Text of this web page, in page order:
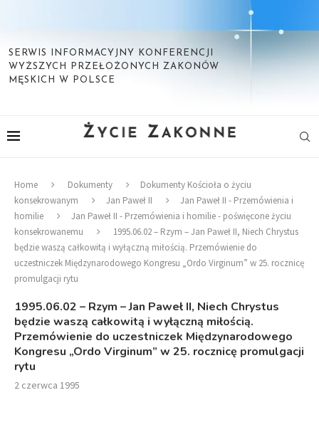
SERWIS INFORMACYJNY KONFERENCJI
WYŻSZYCH PRZEŁOŻONYCH ZAKONÓW
MĘSKICH W POLSCE
Home Dokumenty
Dokumenty Kościoła o życiu
konsekrowanym
Jan Paweł II
Jan Paweł II - Przemówienia i
homilie
Jan Paweł II - Przemówienia i homilie - poświęcone życiu
konsekrowanemu
1995.06.02 – Rzym – Jan Paweł II, Niech Chrystus
będzie waszą całkowitą i wyłączną miłością. Przemówienie do
uczestniczek Międzynarodowego Kongresu „Ordo Virginum” w 25. rocznicę
promulgacji rytu
1995.06.02 – Rzym – Jan Paweł II, Niech Chrystus
będzie waszą całkowitą i wyłączną miłością.
Przemówienie do uczestniczek Międzynarodowego
Kongresu „Ordo Virginum” w 25. rocznicę promulgacji
rytu
2 czerwca 1995